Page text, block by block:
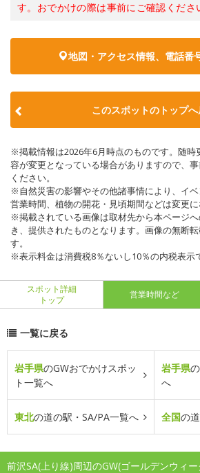
す。おでかけの際は事前にご確認くださ
地図・アクセス情報、電話番
このスポットのトップへ
※掲載情報は2026年6月時点のものです。随時
容が変更となっている場合がありますので、
ください。
※自然災害の影響やその他諸事情により、イ
営業時間、植物の開花・見頃期間などは変更に
※掲載されている画像は取材先から本ページ
き、提供されたものとなります。画像の無断
す。
※表示料金は消費税8％ないし10％の内税表示
スポット詳細
トップ
営業時間など
一覧に戻る
岩手県のGWおでかけスポッ
ト一覧へ
岩手県
へ
東北の道の駅・SA/PA一覧へ 全国の
前沢SA(上り線)周辺のGW(ゴールデンウィ